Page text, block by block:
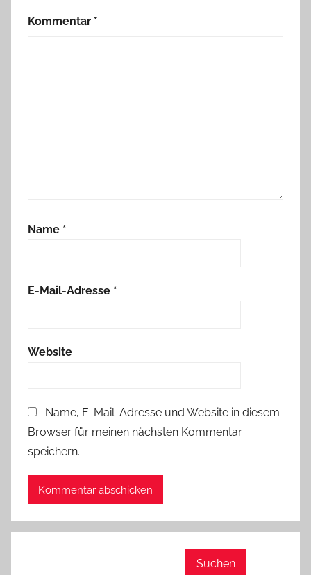
Kommentar *
Name *
E-Mail-Adresse *
Website
Name, E-Mail-Adresse und Website in diesem
Browser für meinen nächsten Kommentar
speichern.
Suchen